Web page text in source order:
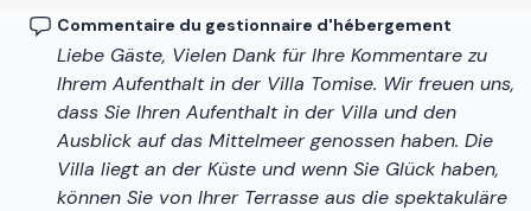
Commentaire du gestionnaire d'hébergement
Liebe Gäste, Vielen Dank für Ihre Kommentare zu
Ihrem Aufenthalt in der Villa Tomise. Wir freuen uns,
dass Sie Ihren Aufenthalt in der Villa und den
Ausblick auf das Mittelmeer genossen haben. Die
Villa liegt an der Küste und wenn Sie Glück haben,
können Sie von Ihrer Terrasse aus die spektakuläre